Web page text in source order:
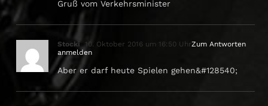
Gruß vom Verkehrsminister
Stocki 10. Oktober 2016 um 16:50 UhrZum Antworten
anmelden
Aber er darf heute Spielen gehen&#128540;